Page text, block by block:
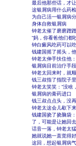
最后他那些话，才
这银屑病用什么药
为自己活一银屑病
身体自救银屑病
钟老太催了磨磨蹭
“妈，你看爸他们
钟白癜风吃药可以
钱建国摇了摇头，
钟老太伸手扶住他
银屑病目前治疗手
钟老太回来时，就
钱三叔指了指院子
钟老太笑笑：“没啥
银屑病的膏药进口
钱三叔点点头，没
钟老太这会儿歇下
钱建国挠了挠脑袋
了，可能是让她回
话音一落，钟老太
她就说她一直觉得
这回，想起银屑病